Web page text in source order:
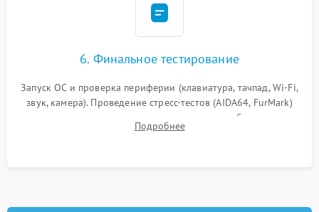
6. Финальное тестирование
Запуск ОС и проверка периферии (клавиатура, тачпад, Wi-Fi,
звук, камера). Проведение стресс-тестов (AIDA64, FurMark)
для контроля температурного режима и стабильности
системы под пиковой нагрузкой.
Подробнее